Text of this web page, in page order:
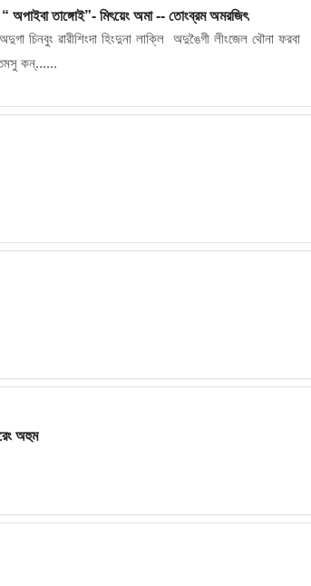
“ অপাইবা তাঙ্গোই”- মিৎয়েং অমা -- তোংব্রম অমরজিৎ
চিনবুং ৱারীশিংদা হিংদুনা লাক্লি অদুঙৈগী লীংজেল থৌনা ফরবা
কন্......
অহুম